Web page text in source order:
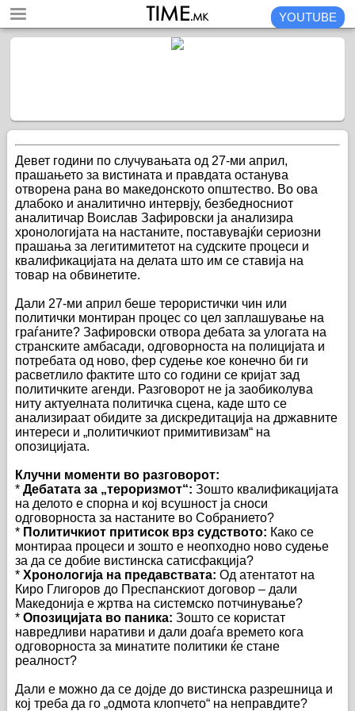
YOUTUBE
Девет години по случувањата од 27-ми април,
прашањето за вистината и правдата останува
отворена рана во македонското општество. Во ова
длабоко и аналитично интервју, безбедносниот
аналитичар Воислав Зафировски ја анализира
хронологијата на настаните, поставувајќи сериозни
прашања за легитимитетот на судските процеси и
квалификацијата на делата што им се ставија на
товар на обвинетите.
Дали 27-ми април беше терористички чин или
политички монтиран процес со цел заплашување на
граѓаните? Зафировски отвора дебата за улогата на
странските амбасади, одговорноста на полицијата и
потребата од ново, фер судење кое конечно би ги
расветлило фактите што со години се кријат зад
политичките агенди. Разговорот не ја заобиколува
ниту актуелната политичка сцена, каде што се
анализираат обидите за дискредитација на државните
интереси и „политичкиот примитивизам“ на
опозицијата.
Клучни моменти во разговорот:
* Дебатата за „тероризмот“: Зошто квалификацијата
на делото е спорна и кој всушност ја сноси
одговорноста за настаните во Собранието?
* Политичкиот притисок врз судството: Како се
монтираа процеси и зошто е неопходно ново судење
за да се добие вистинска сатисфакција?
* Хронологија на предавствата: Од атентатот на
Киро Глигоров до Преспанскиот договор – дали
Македонија е жртва на системско потчинување?
* Опозицијата во паника: Зошто се користат
навредливи наративи и дали доаѓа времето кога
одговорноста за минатите политики ќе стане
реалност?
Дали е можно да се дојде до вистинска разрешница и
кој треба да го „одмота клопчето“ на неправдите?